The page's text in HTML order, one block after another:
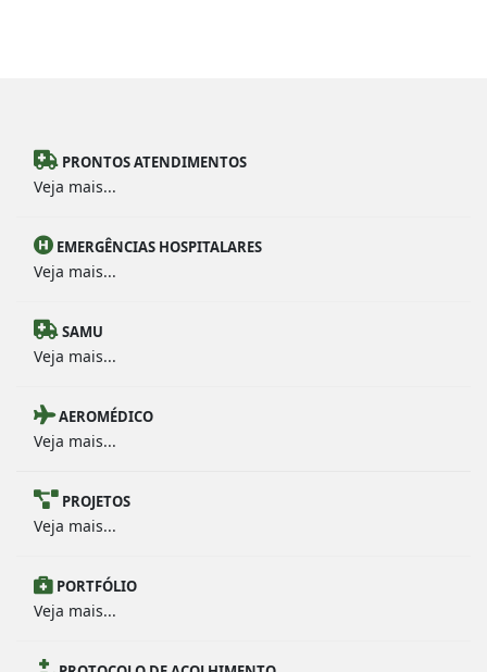
PRONTOS ATENDIMENTOS
Veja mais...
EMERGÊNCIAS HOSPITALARES
Veja mais...
SAMU
Veja mais...
AEROMÉDICO
Veja mais...
PROJETOS
Veja mais...
PORTFÓLIO
Veja mais...